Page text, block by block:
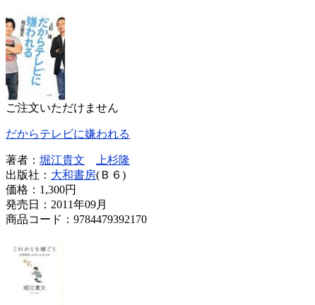
ご注文いただけません
だからテレビに嫌われる
著者： 堀江貴文
上杉隆
出版社： 大和書房(Ｂ６)
価格： 1,300円
発売日：2011年09月
商品コード：9784479392170